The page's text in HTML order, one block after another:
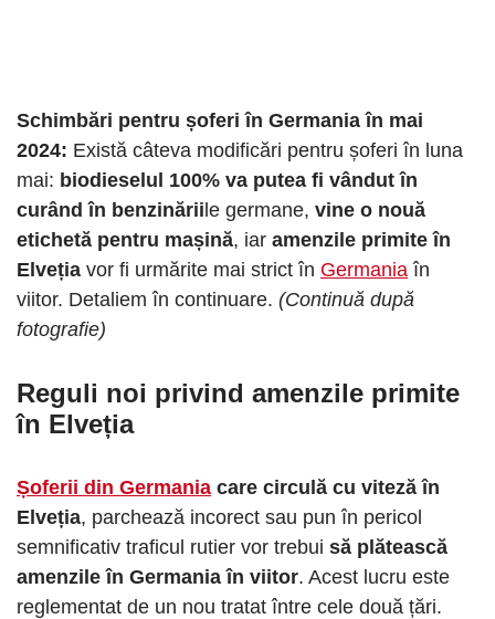
Schimbări pentru șoferi în Germania în mai
2024: Există câteva modificări pentru șoferi în luna
mai: biodieselul 100% va putea fi vândut în
curând în benzinăriile germane, vine o nouă
etichetă pentru mașină, iar amenzile primite în
Elveția vor fi urmărite mai strict în Germania în
viitor. Detaliem în continuare. (Continuă după
fotografie)
Reguli noi privind amenzile primite
în Elveția
Șoferii din Germania care circulă cu viteză în
Elveția, parchează incorect sau pun în pericol
semnificativ traficul rutier vor trebui să plătească
amenzile în Germania în viitor. Acest lucru este
reglementat de un nou tratat între cele două țări.